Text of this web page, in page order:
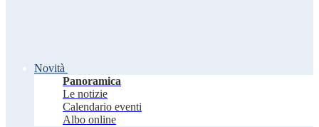
Novità
Panoramica
Le notizie
Calendario eventi
Albo online